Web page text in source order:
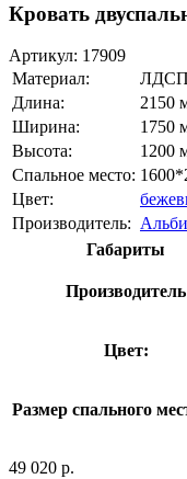
Кровать
Артикул: 17909
Материал:
Длина:
2150
Ширина:
1750
Высота:
1200
Спальное место:
Цвет:
Производитель:
Габариты
Производитель
Цвет:
Размер спального
49 020 р.